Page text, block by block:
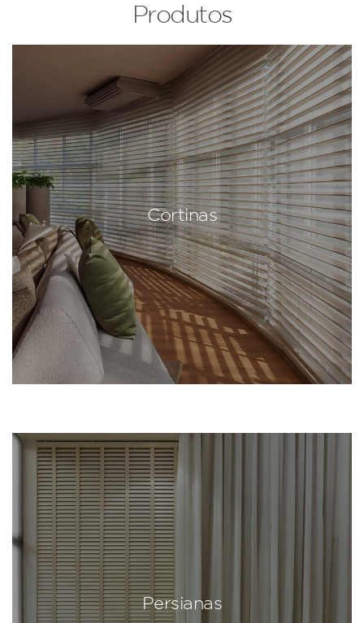
Produtos
Cortinas
Persianas